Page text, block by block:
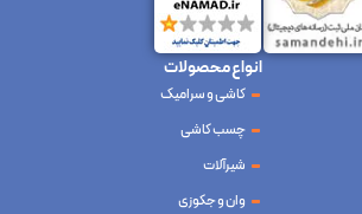
انواع محصولات
کاشی و سرامیک
چسب کاشی
شیرآلات
وان و جکوزی